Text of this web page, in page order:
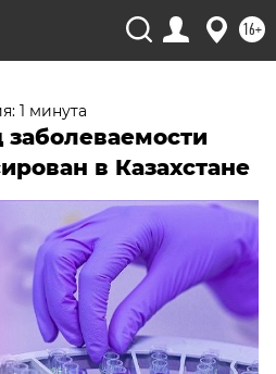
16+
1 минута
в Казахстане